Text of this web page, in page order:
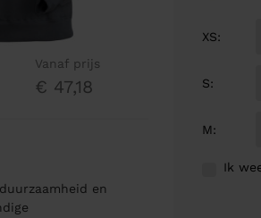
Vanaf prijs
€ 47,18
en
XS:
S:
M:
Ik